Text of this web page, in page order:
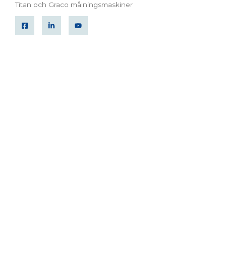
Titan och Graco målningsmaskiner